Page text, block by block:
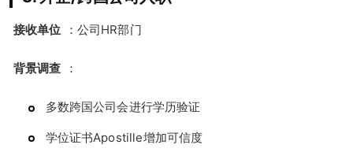
接收单位 ：公司HR部门
背景调查 ：
多数跨国公司会进行学历验证
学位证书Apostille增加可信度